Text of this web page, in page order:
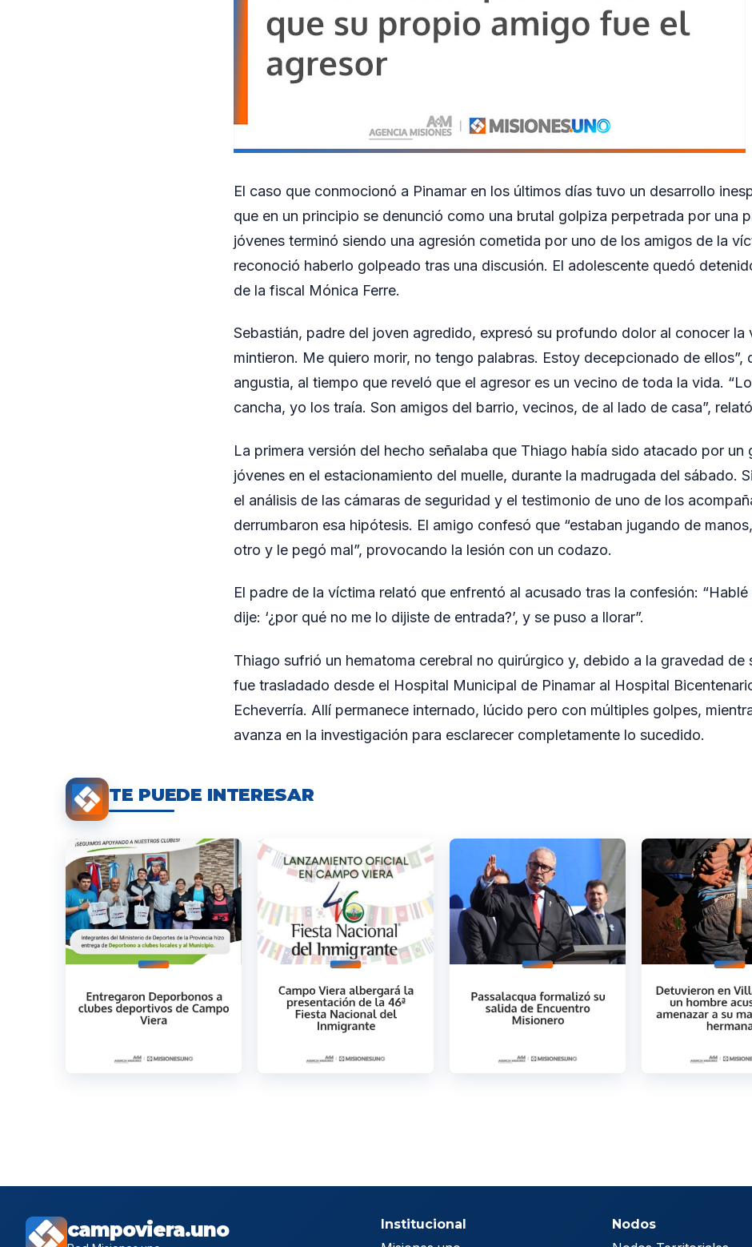
El caso que conmocionó a Pinamar en los últimos días tuvo un desarrollo
que en un principio se denunció como una brutal golpiza perpetrada por una
jóvenes terminó siendo una agresión cometida por uno de los amigos de la
reconoció haberlo golpeado tras una discusión. El adolescente quedó
de la fiscal Mónica Ferre.
Sebastián, padre del joven agredido, expresó su profundo dolor al conocer la
mintieron. Me quiero morir, no tengo palabras. Estoy decepcionado de ellos”,
angustia, al tiempo que reveló que el agresor es un vecino de toda la vida.
cancha, yo los traía. Son amigos del barrio, vecinos, de al lado de casa”,
La primera versión del hecho señalaba que Thiago había sido atacado por un
jóvenes en el estacionamiento del muelle, durante la madrugada del sábado.
el análisis de las cámaras de seguridad y el testimonio de uno de los
derrumbaron esa hipótesis. El amigo confesó que “estaban jugando de
otro y le pegó mal”, provocando la lesión con un codazo.
El padre de la víctima relató que enfrentó al acusado tras la confesión:
dije: ‘¿por qué no me lo dijiste de entrada?’, y se puso a llorar”.
Thiago sufrió un hematoma cerebral no quirúrgico y, debido a la gravedad de
fue trasladado desde el Hospital Municipal de Pinamar al Hospital
Echeverría. Allí permanece internado, lúcido pero con múltiples golpes,
avanza en la investigación para esclarecer completamente lo sucedido.
TE PUEDE INTERESAR
campoviera.uno Institucional Nodos